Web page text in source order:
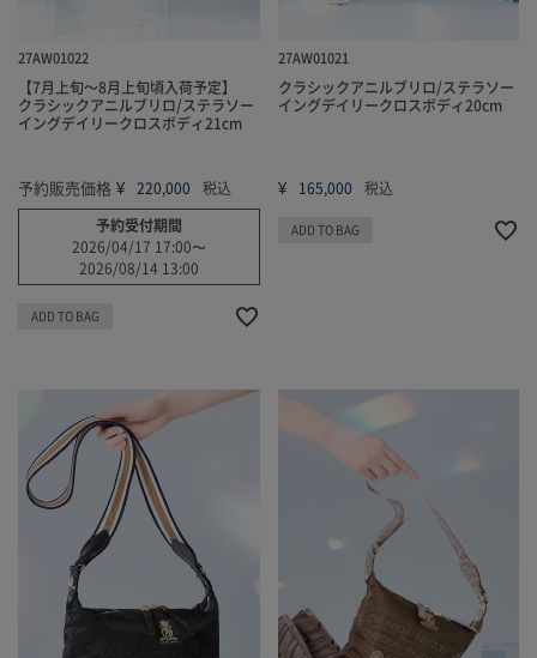
27AW01022
【7月上旬～8月上旬頃入荷予定】
クラシックアニルブリロ/ステラソー
イングデイリークロスボディ21cm
予約販売価格 ¥ 220,000
税込
予約受付期間
2026/04/17 17:00〜
2026/08/14 13:00
ADD TO BAG
27AW01021
クラシックアニルブリロ/ステラソー
イングデイリークロスボディ20cm
¥ 165,000 税込
ADD TO BAG